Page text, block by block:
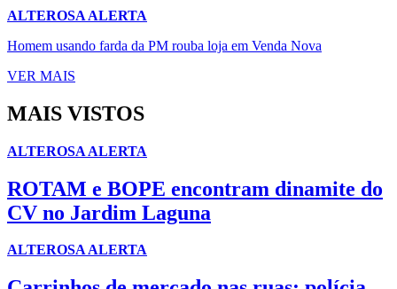
ALTEROSA ALERTA
Homem usando farda da PM rouba loja em Venda Nova
VER MAIS
MAIS VISTOS
ALTEROSA ALERTA
ROTAM e BOPE encontram dinamite do
CV no Jardim Laguna
ALTEROSA ALERTA